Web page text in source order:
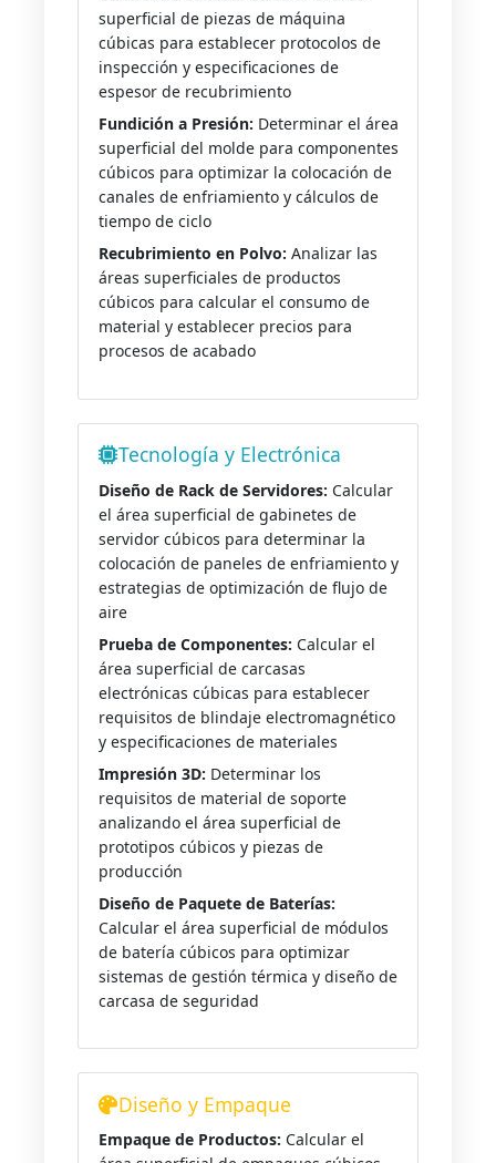
superficial de piezas de máquina
cúbicas para establecer protocolos de
inspección y especificaciones de
espesor de recubrimiento
Fundición a Presión: Determinar el área
superficial del molde para componentes
cúbicos para optimizar la colocación de
canales de enfriamiento y cálculos de
tiempo de ciclo
Recubrimiento en Polvo: Analizar las
áreas superficiales de productos
cúbicos para calcular el consumo de
material y establecer precios para
procesos de acabado
Tecnología y Electrónica
Diseño de Rack de Servidores: Calcular
el área superficial de gabinetes de
servidor cúbicos para determinar la
colocación de paneles de enfriamiento y
estrategias de optimización de flujo de
aire
Prueba de Componentes: Calcular el
área superficial de carcasas
electrónicas cúbicas para establecer
requisitos de blindaje electromagnético
y especificaciones de materiales
Impresión 3D: Determinar los
requisitos de material de soporte
analizando el área superficial de
prototipos cúbicos y piezas de
producción
Diseño de Paquete de Baterías:
Calcular el área superficial de módulos
de batería cúbicos para optimizar
sistemas de gestión térmica y diseño de
carcasa de seguridad
Diseño y Empaque
Empaque de Productos: Calcular el